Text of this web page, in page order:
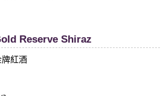
Reserve Shiraz
紅酒